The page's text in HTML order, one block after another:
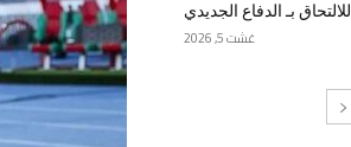
للالتحاق بـ الدفاع الجديدي
غشت 5, 2026